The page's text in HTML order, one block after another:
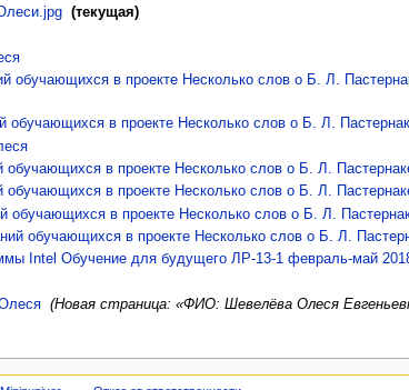
‎ (текущая)
‎
обучающихся в проекте Несколько слов о Б. Л.
обучающихся в проекте Несколько слов о Б. Л.
‎
обучающихся в проекте Несколько слов о Б. Л.
обучающихся в проекте Несколько слов о Б. Л.
обучающихся в проекте Несколько слов о Б. Л.
обучающихся в проекте Несколько слов о Б. Л.
Intel Обучение для будущего ЛР-13-1 февраль-май
‎ (Новая страница: «ФИО: Шевелёва Олеся